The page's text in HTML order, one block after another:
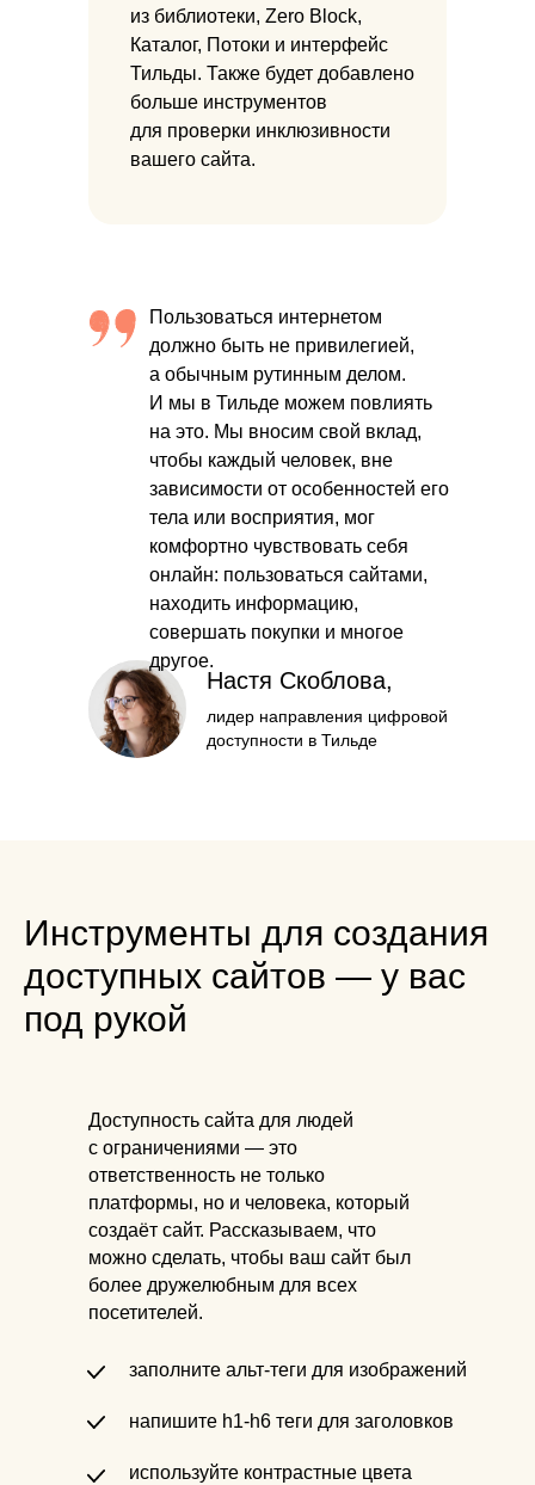
из библиотеки, Zero Block,
Каталог, Потоки и интерфейс
Тильды. Также будет добавлено
больше инструментов
для проверки инклюзивности
вашего сайта.
лидер направления цифровой
доступности в Тильде
Настя Скоблова,
Пользоваться интернетом
должно быть не привилегией,
а обычным рутинным делом.
И мы в Тильде можем повлиять
на это. Мы вносим свой вклад,
чтобы каждый человек, вне
зависимости от особенностей его
тела или восприятия, мог
комфортно чувствовать себя
онлайн: пользоваться сайтами,
находить информацию,
совершать покупки и многое
другое.
Инструменты для создания
доступных сайтов — у вас
под рукой
используйте контрастные цвета
напишите h1-h6 теги для заголовков
заполните альт-теги для изображений
Доступность сайта для людей
с ограничениями — это
ответственность не только
платформы, но и человека, который
создаёт сайт. Рассказываем, что
можно сделать, чтобы ваш сайт был
более дружелюбным для всех
посетителей.